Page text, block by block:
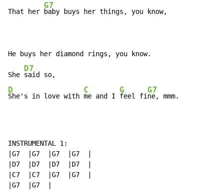
That her
G7
baby buys her things, you know,
He buys her diamond rings, you know.
She
D7
D
She's in love with
C
me and I
G
feel fi
G7
ne, mmm.
INSTRUMENTAL 1:
|G7  |G7  |G7  |G7  |
|D7  |D7  |D7  |D7  |
|C7  |C7  |G7  |G7  |
|G7  |G7  |